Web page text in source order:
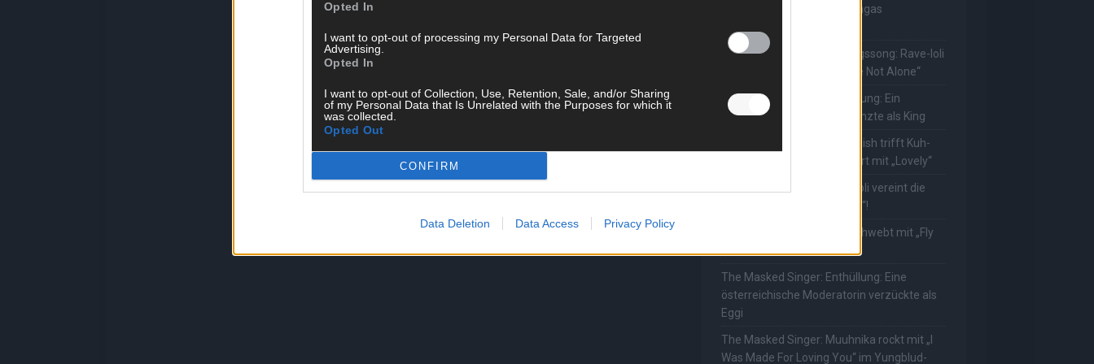
Opted In
I want to opt-out of processing my Personal Data for Targeted
Advertising.
Opted In
I want to opt-out of Collection, Use, Retention, Sale, and/or Sharing
of my Personal Data that Is Unrelated with the Purposes for which it
was collected.
Opted Out
CONFIRM
Data Deletion Data Access Privacy Policy
Muuhnika kehrt mit Lady Gagas
The Masked Singer: Lieblingssong: Rave-Ioli
berührt erneut mit „You Are Not Alone“
The Masked Singer: Enthüllung: Ein
deutscher Schauspieler glänzte als King
The Masked Singer: Billie Eilish trifft Kuh-
Power! Muuhnika verzaubert mit „Lovely“
The Masked Singer: Rave-Ioli vereint die
Welt mit „We Are The World“!
The Masked Singer: King schwebt mit „Fly
The Masked Singer: Enthüllung: Eine
österreichische Moderatorin verzückte als
Eggi
The Masked Singer: Muuhnika rockt mit „I
Was Made For Loving You“ im Yungblud-